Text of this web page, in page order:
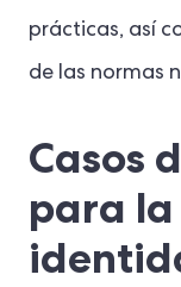
prácticas, así
de las normas
Casos
para